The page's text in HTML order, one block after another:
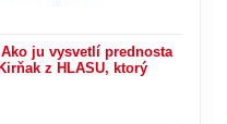
ju vysvetlí prednosta
z HLASU, ktorý